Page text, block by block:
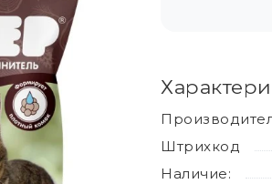
Штрихкод
Наличие: